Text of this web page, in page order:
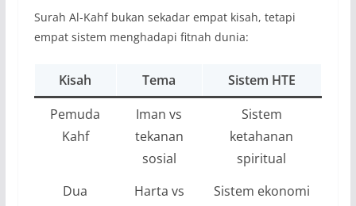
Surah Al-Kahf bukan sekadar empat kisah, tetapi
empat sistem menghadapi fitnah dunia:
Kisah Tema
Sistem HTE
Pemuda
Kahf
Iman vs
tekanan
sosial
Sistem
ketahanan
spiritual
Dua
Harta vs
Sistem ekonomi